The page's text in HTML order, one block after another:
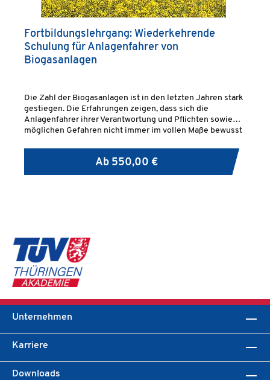
Fortbildungslehrgang: Wiederkehrende
Schulung für Anlagenfahrer von
Biogasanlagen
Die Zahl der Biogasanlagen ist in den letzten Jahren stark
gestiegen. Die Erfahrungen zeigen, dass sich die
Anlagenfahrer ihrer Verantwortung und Pflichten sowie
möglichen Gefahren nicht immer im vollen Maße bewusst
Ab 550,00 €
Unternehmen
Karriere
Downloads